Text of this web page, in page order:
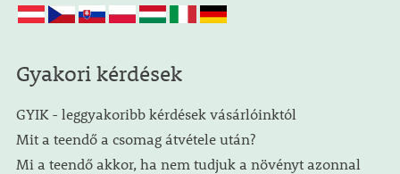
Gyakori kérdések
GYIK - leggyakoribb kérdések vásárlóinktól
Mit a teendő a csomag átvétele után?
Mi a teendő akkor, ha nem tudjuk a növényt azonnal